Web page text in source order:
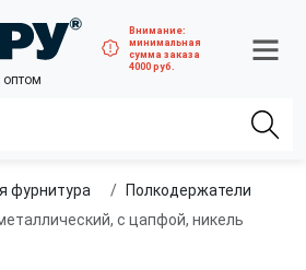
оптом
Внимание:
минимальная
сумма заказа
4000 руб.
фурнитура
Полкодержатели
с цапфой, никель